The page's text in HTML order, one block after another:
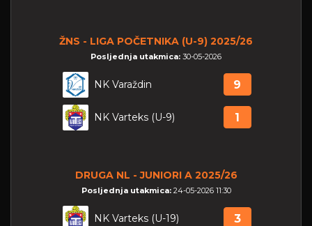
ŽNS - LIGA POČETNIKA (U-9) 2025/26
Posljednja utakmica: 30-05-2026
NK Varaždin 9
NK Varteks (U-9) 1
DRUGA NL - JUNIORI A 2025/26
Posljednja utakmica: 24-05-2026 11:30
NK Varteks (U-19) 3